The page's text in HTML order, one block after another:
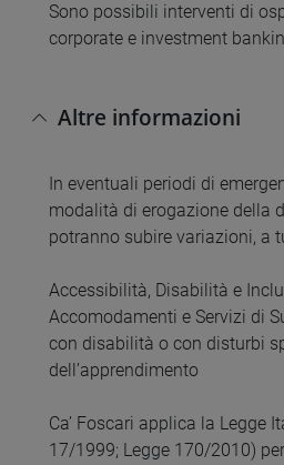
Sono possibili interventi di
corporate e investment
Altre informazioni
In eventuali periodi di
modalità di erogazione della
potranno subire variazioni, a
Accessibilità, Disabilità e
Accomodamenti e Servizi di
con disabilità o con disturbi
dell’apprendimento
Ca’ Foscari applica la Legge
17/1999; Legge 170/2010)